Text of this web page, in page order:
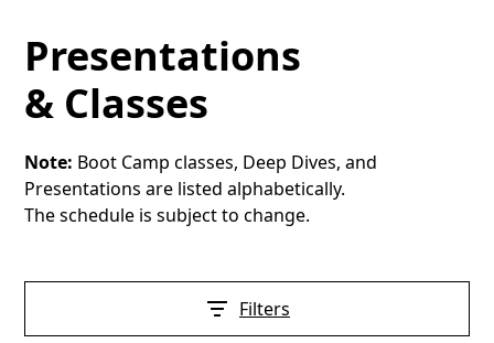
Presentations
& Classes
Note: Boot Camp classes, Deep Dives, and
Presentations are listed alphabetically.
The schedule is subject to change.
Filters